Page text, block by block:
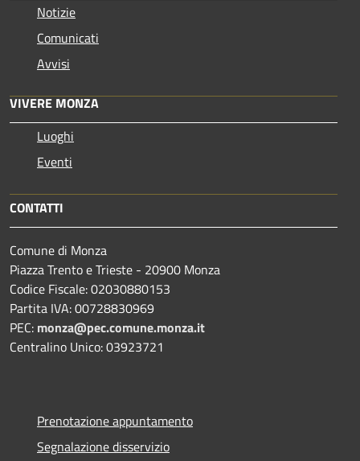
Notizie
Comunicati
Avvisi
VIVERE MONZA
Luoghi
Eventi
CONTATTI
Comune di Monza
Piazza Trento e Trieste - 20900 Monza
Codice Fiscale: 02030880153
Partita IVA: 00728830969
PEC: monza@pec.comune.monza.it
Centralino Unico: 03923721
Prenotazione appuntamento
Segnalazione disservizio